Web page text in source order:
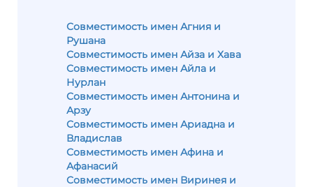
Совместимость имен Агния и
Рушана
Совместимость имен Айза и Хава
Совместимость имен Айла и
Нурлан
Совместимость имен Антонина и
Арзу
Совместимость имен Ариадна и
Владислав
Совместимость имен Афина и
Афанасий
Совместимость имен Виринея и